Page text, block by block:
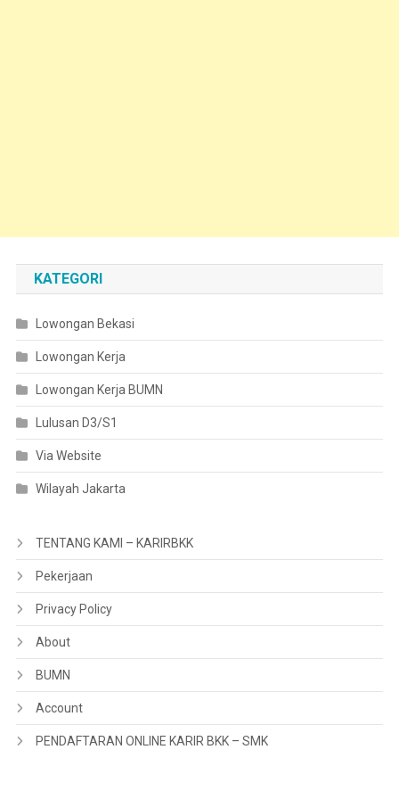
KATEGORI
Lowongan Bekasi
Lowongan Kerja
Lowongan Kerja BUMN
Lulusan D3/S1
Via Website
Wilayah Jakarta
TENTANG KAMI – KARIRBKK
Pekerjaan
Privacy Policy
About
BUMN
Account
PENDAFTARAN ONLINE KARIR BKK – SMK